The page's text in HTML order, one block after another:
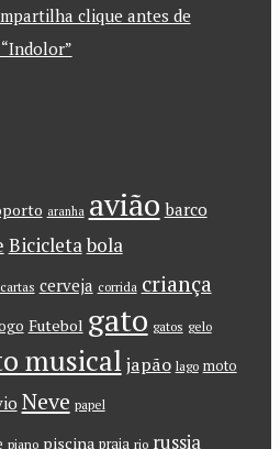
clique antes de
aranha avião barco
Bicicletabola
cartas cerveja corrida criança
Futebol gato gatos gelo
musical japão lago moto
Neve papel
piano piscina praia rio russia